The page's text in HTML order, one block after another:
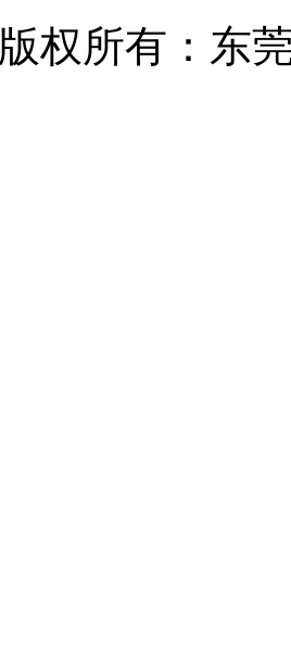
版权所有：东